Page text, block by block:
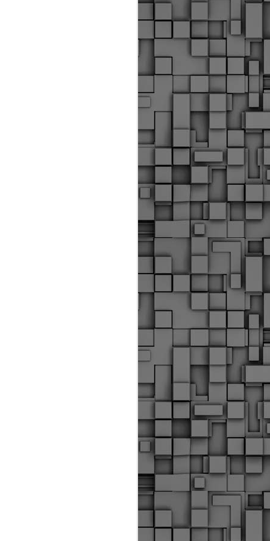
αστυνομικούς, οι οποίοι έχουν
ο Δήμος παρέλαβε τρία
οποία θα χρησιμοποιούνται για
μετακινήσεις των